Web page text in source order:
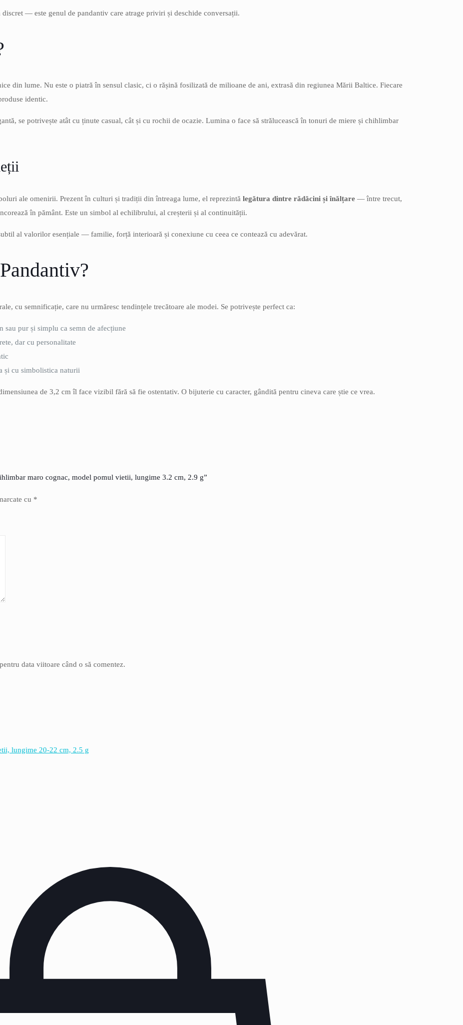
— este genul de pandantiv care atrage priviri și deschide conversații.
din lume. Nu este o piatră în sensul clasic, ci o rășină fosilizată de milioane de ani, extrasă din regiunea Mării Baltice. Fiecare
identic.
se potrivește atât cu ținute casual, cât și cu rochii de ocazie. Lumina o face să strălucească în tonuri de miere și chihlimbar
ale omenirii. Prezent în culturi și tradiții din întreaga lume, el reprezintă legătura dintre rădăcini și înălțare — între trecut,
în pământ. Este un simbol al echilibrului, al creșterii și al continuității.
al valorilor esențiale — familie, forță interioară și conexiune cu ceea ce contează cu adevărat.
cu semnificație, care nu urmăresc tendințele trecătoare ale modei. Se potrivește perfect ca:
pur și simplu ca semn de afecțiune
dar cu personalitate
și cu simbolistica naturii
de 3,2 cm îl face vizibil fără să fie ostentativ. O bijuterie cu caracter, gândită pentru cineva care știe ce vrea.
maro cognac, model pomul vietii, lungime 3.2 cm, 2.9 g”
cu *
data viitoare când o să comentez.